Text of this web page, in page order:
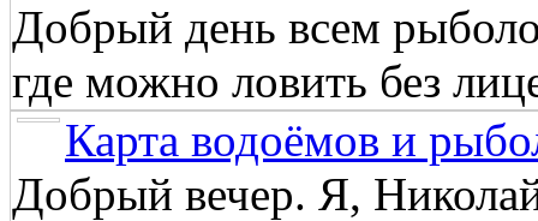
Добрый день всем
где можно ловить без
Карта водоёмов и
Добрый вечер. Я,